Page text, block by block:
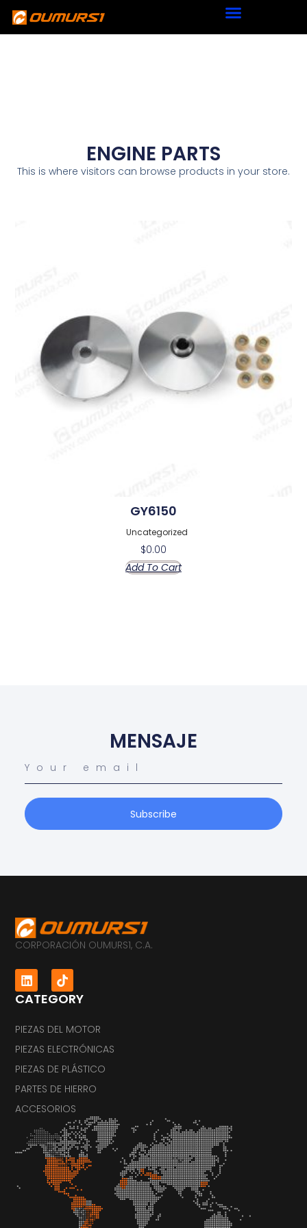
ENGINE PARTS
This is where visitors can browse products in your store.
GY6150
Uncategorized
$0.00
Add To Cart
MENSAJE
Subscribe
CORPORACIÓN OUMURS1, C.A.
CATEGORY
PIEZAS DEL MOTOR
PIEZAS ELECTRÓNICAS
PIEZAS DE PLÁSTICO
PARTES DE HIERRO
ACCESORIOS